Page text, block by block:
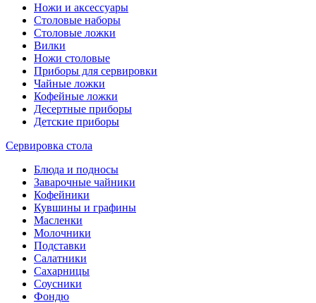
Ножи и аксессуары
Столовые наборы
Столовые ложки
Вилки
Ножи столовые
Приборы для сервировки
Чайные ложки
Кофейные ложки
Десертные приборы
Детские приборы
Сервировка стола
Блюда и подносы
Заварочные чайники
Кофейники
Кувшины и графины
Масленки
Молочники
Подставки
Салатники
Сахарницы
Соусники
Фондю